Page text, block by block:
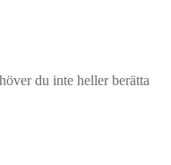
du inte heller berätta